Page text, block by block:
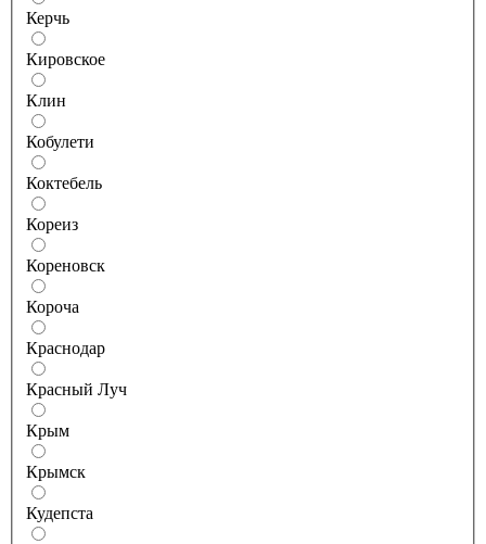
Керчь
Кировское
Клин
Кобулети
Коктебель
Кореиз
Кореновск
Короча
Краснодар
Красный Луч
Крым
Крымск
Кудепста